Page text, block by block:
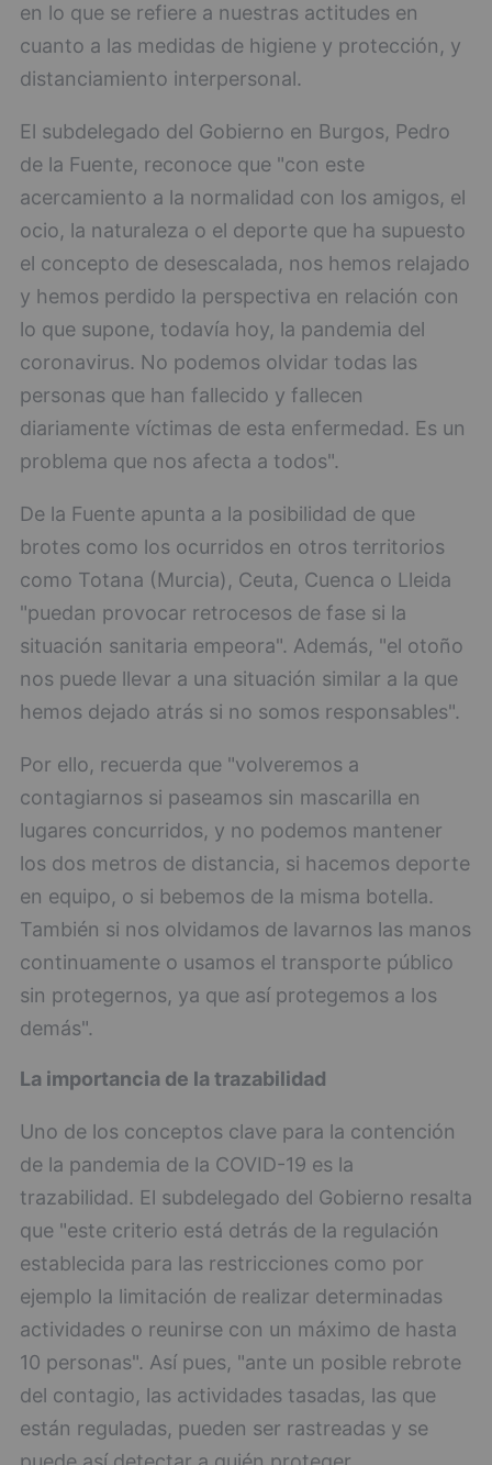
en lo que se refiere a nuestras actitudes en
cuanto a las medidas de higiene y protección, y
distanciamiento interpersonal.
El subdelegado del Gobierno en Burgos, Pedro
de la Fuente, reconoce que "con este
acercamiento a la normalidad con los amigos, el
ocio, la naturaleza o el deporte que ha supuesto
el concepto de desescalada, nos hemos relajado
y hemos perdido la perspectiva en relación con
lo que supone, todavía hoy, la pandemia del
coronavirus. No podemos olvidar todas las
personas que han fallecido y fallecen
diariamente víctimas de esta enfermedad. Es un
problema que nos afecta a todos".
De la Fuente apunta a la posibilidad de que
brotes como los ocurridos en otros territorios
como Totana (Murcia), Ceuta, Cuenca o Lleida
"puedan provocar retrocesos de fase si la
situación sanitaria empeora". Además, "el otoño
nos puede llevar a una situación similar a la que
hemos dejado atrás si no somos responsables".
Por ello, recuerda que "volveremos a
contagiarnos si paseamos sin mascarilla en
lugares concurridos, y no podemos mantener
los dos metros de distancia, si hacemos deporte
en equipo, o si bebemos de la misma botella.
También si nos olvidamos de lavarnos las manos
continuamente o usamos el transporte público
sin protegernos, ya que así protegemos a los
demás".
La importancia de la trazabilidad
Uno de los conceptos clave para la contención
de la pandemia de la COVID-19 es la
trazabilidad. El subdelegado del Gobierno resalta
que "este criterio está detrás de la regulación
establecida para las restricciones como por
ejemplo la limitación de realizar determinadas
actividades o reunirse con un máximo de hasta
10 personas". Así pues, "ante un posible rebrote
del contagio, las actividades tasadas, las que
están reguladas, pueden ser rastreadas y se